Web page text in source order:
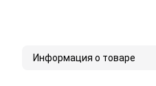
Информация о товаре